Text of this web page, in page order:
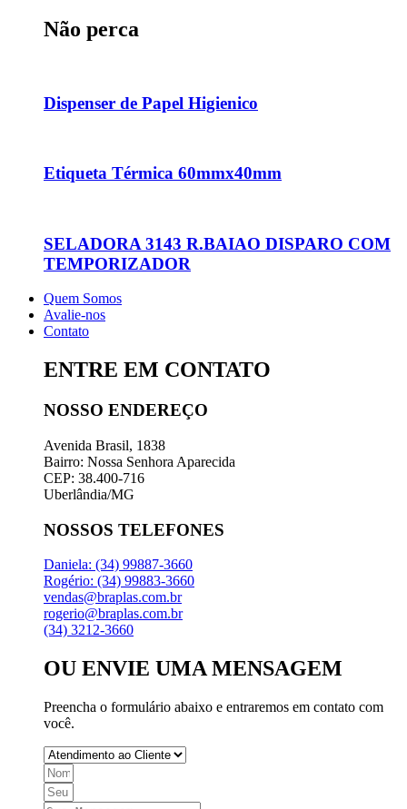
Não perca
Dispenser de Papel Higienico
Etiqueta Térmica 60mmx40mm
SELADORA 3143 R.BAIAO DISPARO COM
TEMPORIZADOR
Quem Somos
Avalie-nos
Contato
ENTRE EM CONTATO
NOSSO ENDEREÇO
Avenida Brasil, 1838
Bairro: Nossa Senhora Aparecida
CEP: 38.400-716
Uberlândia/MG
NOSSOS TELEFONES
Daniela: (34) 99887-3660
Rogério: (34) 99883-3660
vendas@braplas.com.br
rogerio@braplas.com.br
(34) 3212-3660
OU ENVIE UMA MENSAGEM
Preencha o formulário abaixo e entraremos em contato com
você.